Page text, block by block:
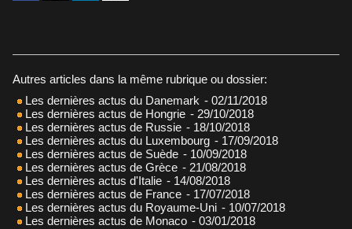
Autres articles dans la même rubrique ou dossier:
Les dernières actus du Danemark - 02/11/2018
Les dernières actus de Hongrie - 29/10/2018
Les dernières actus de Russie - 18/10/2018
Les dernières actus du Luxembourg - 17/09/2018
Les dernières actus de Suède - 10/09/2018
Les dernières actus de Grèce - 21/08/2018
Les dernières actus d'Italie - 14/08/2018
Les dernières actus de France - 17/07/2018
Les dernières actus du Royaume-Uni - 10/07/2018
Les dernières actus de Monaco - 03/01/2018